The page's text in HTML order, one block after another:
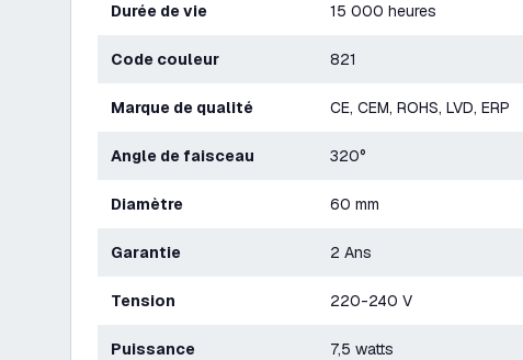
Durée de vie 15 000 heures
Code couleur 821
Marque de qualité CE, CEM, ROHS, LVD, ERP
Angle de faisceau 320°
Diamètre 60 mm
Garantie 2 Ans
Tension 220-240 V
Puissance 7,5 watts